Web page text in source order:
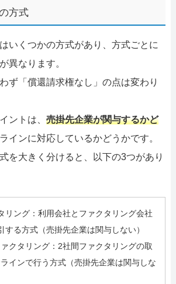
方式
いくつかの方式があり、方式ごとに
異なります。
ず「償還請求権なし」の点は変わり
ントは、 売掛先企業が関与するかど
インに対応しているかどうかです。
を大きく分けると、以下の3つがあり
リング：利用会社とファクタリング会社
する方式（売掛先企業は関与しない）
クタリング：2社間ファクタリングの取
インで行う方式（売掛先企業は関与しな